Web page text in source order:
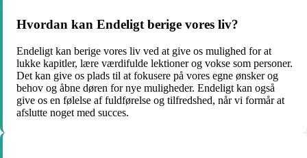
Hvordan kan Endeligt berige vores liv?
Endeligt kan berige vores liv ved at give os mulighed for at
lukke kapitler, lære værdifulde lektioner og vokse som personer.
Det kan give os plads til at fokusere på vores egne ønsker og
behov og åbne døren for nye muligheder. Endeligt kan også
give os en følelse af fuldførelse og tilfredshed, når vi formår at
afslutte noget med succes.